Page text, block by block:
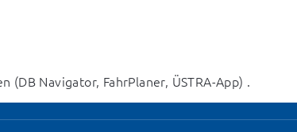
Navigator, FahrPlaner, ÜSTRA-App) .